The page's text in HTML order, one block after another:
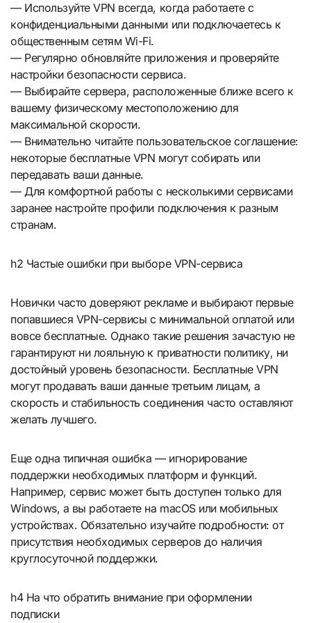
— Используйте VPN всегда, когда работаете с
конфиденциальными данными или подключаетесь к
общественным сетям Wi-Fi.
— Регулярно обновляйте приложения и проверяйте
настройки безопасности сервиса.
— Выбирайте сервера, расположенные ближе всего к
вашему физическому местоположению для
максимальной скорости.
— Внимательно читайте пользовательское соглашение:
некоторые бесплатные VPN могут собирать или
передавать ваши данные.
— Для комфортной работы с несколькими сервисами
заранее настройте профили подключения к разным
странам.
h2 Частые ошибки при выборе VPN-сервиса
Новички часто доверяют рекламе и выбирают первые
попавшиеся VPN-сервисы с минимальной оплатой или
вовсе бесплатные. Однако такие решения зачастую не
гарантируют ни лояльную к приватности политику, ни
достойный уровень безопасности. Бесплатные VPN
могут продавать ваши данные третьим лицам, а
скорость и стабильность соединения часто оставляют
желать лучшего.
Еще одна типичная ошибка — игнорирование
поддержки необходимых платформ и функций.
Например, сервис может быть доступен только для
Windows, а вы работаете на macOS или мобильных
устройствах. Обязательно изучайте подробности: от
присутствия необходимых серверов до наличия
круглосуточной поддержки.
h4 На что обратить внимание при оформлении
подписки